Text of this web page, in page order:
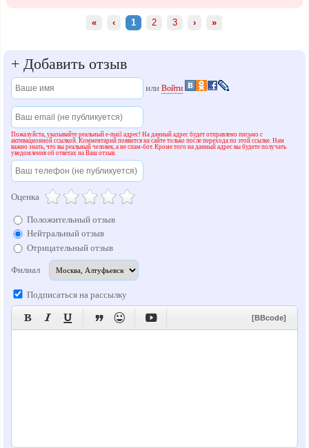
« ‹ 1 2 3 › »
+ Добавить отзыв
илиВойти
Пожалуйста, указывайте реальный e-mail адрес! На данный адрес будет отправлено письмо с
активационной ссылкой. Комментарий появится на сайте только после перехода по этой ссылке. Нам
важно знать, что вы реальный человек, а не спам-бот. Кроме того на данный адрес вы будете получать
уведомления об ответах на Ваш отзыв.
Оценка
Положительный отзыв
Нейтральный отзыв
Отрицательный отзыв
Филиал
Подписаться на рассылку
      [BBcode]